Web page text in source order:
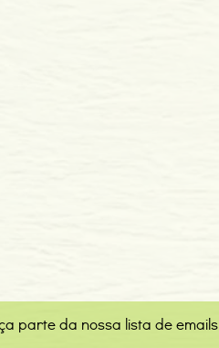
parte da nossa lista de emails